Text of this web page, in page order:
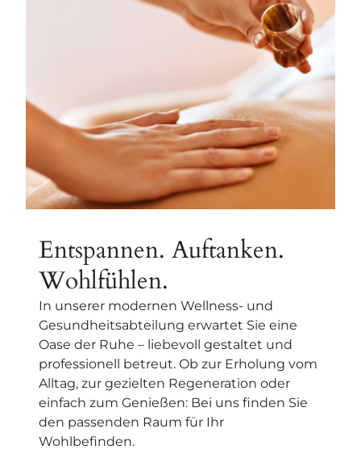
Entspannen. Auftanken.
Wohlfühlen.
In unserer modernen Wellness- und
Gesundheitsabteilung erwartet Sie eine
Oase der Ruhe – liebevoll gestaltet und
professionell betreut. Ob zur Erholung vom
Alltag, zur gezielten Regeneration oder
einfach zum Genießen: Bei uns finden Sie
den passenden Raum für Ihr
Wohlbefinden.